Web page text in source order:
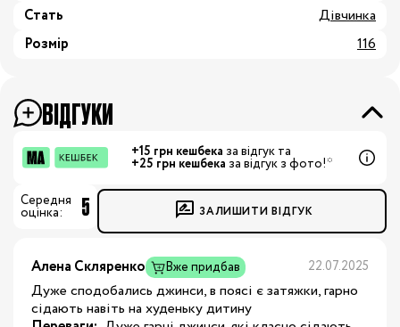
Стать
Дівчинка
Розмір
116
ВІДГУКИ
+15 грн кешбека за відгук та
+25 грн кешбека за відгук з фото!*
Середня
оцінка: 5 ЗАЛИШИТИ ВІДГУК
Алена Скляренко Вже придбав 22.07.2025
Дуже сподобались джинси, в поясі є затяжки, гарно
сідають навіть на худеньку дитину